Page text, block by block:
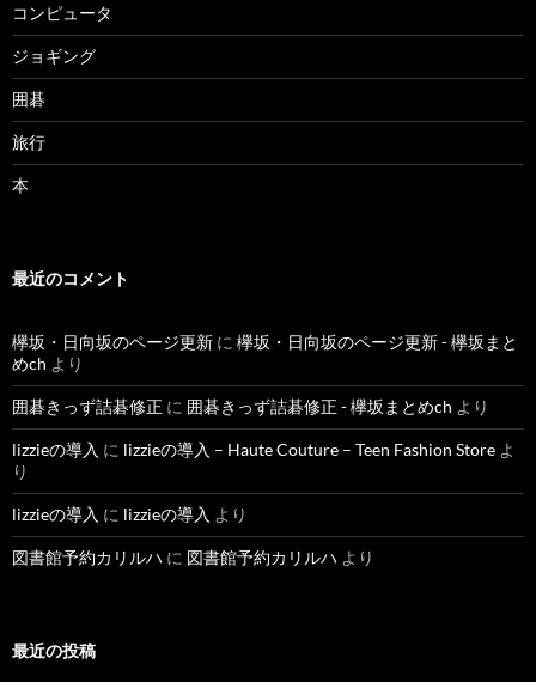
コンピュータ
ジョギング
囲碁
旅行
本
最近のコメント
欅坂・日向坂のページ更新 に 欅坂・日向坂のページ更新 - 欅坂まと
めch より
囲碁きっず詰碁修正 に 囲碁きっず詰碁修正 - 欅坂まとめch より
lizzieの導入 に lizzieの導入 – Haute Couture – Teen Fashion Store よ
り
lizzieの導入 に lizzieの導入 より
図書館予約カリルハ に 図書館予約カリルハ より
最近の投稿